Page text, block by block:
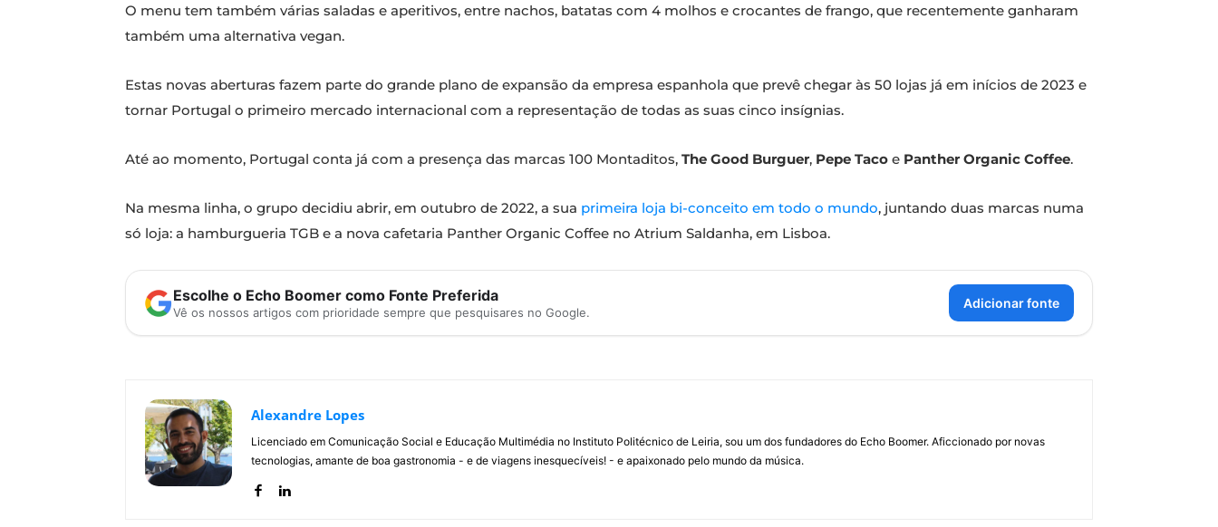
O menu tem também várias saladas e aperitivos, entre nachos, batatas com 4 molhos e crocantes de frango, que recentemente ganharam
também uma alternativa vegan.
Estas novas aberturas fazem parte do grande plano de expansão da empresa espanhola que prevê chegar às 50 lojas já em inícios de 2023 e
tornar Portugal o primeiro mercado internacional com a representação de todas as suas cinco insígnias.
Até ao momento, Portugal conta já com a presença das marcas 100 Montaditos, The Good Burguer, Pepe Taco e Panther Organic Coffee.
Na mesma linha, o grupo decidiu abrir, em outubro de 2022, a sua primeira loja bi-conceito em todo o mundo, juntando duas marcas numa
só loja: a hamburgueria TGB e a nova cafetaria Panther Organic Coffee no Atrium Saldanha, em Lisboa.
Escolhe o Echo Boomer como Fonte Preferida
Vê os nossos artigos com prioridade sempre que pesquisares no Google.
Adicionar fonte
Alexandre Lopes
Licenciado em Comunicação Social e Educação Multimédia no Instituto Politécnico de Leiria, sou um dos fundadores do Echo Boomer. Aficcionado por novas
tecnologias, amante de boa gastronomia - e de viagens inesquecíveis! - e apaixonado pelo mundo da música.